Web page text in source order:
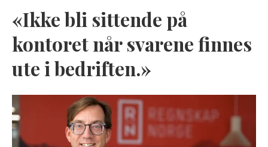
«Ikke bli sittende på
kontoret når svarene finnes
ute i bedriften.»